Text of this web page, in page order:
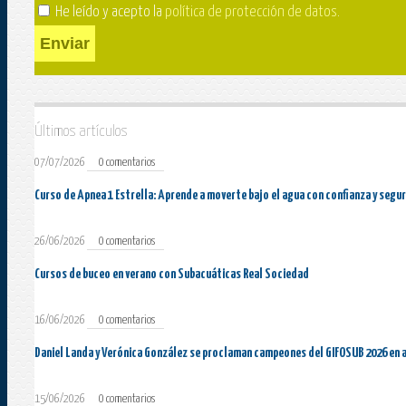
He leído y acepto la política de protección de datos.
Enviar
Últimos artículos
07/07/2026 0 comentarios
Curso de Apnea 1 Estrella: Aprende a moverte bajo el agua con confianza y
26/06/2026 0 comentarios
Cursos de buceo en verano con Subacuáticas Real Sociedad
16/06/2026 0 comentarios
Daniel Landa y Verónica González se proclaman campeones del GIFOSUB 2026 en
15/06/2026 0 comentarios